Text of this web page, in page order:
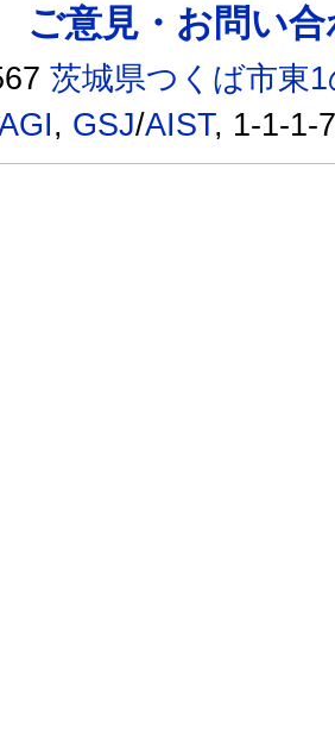
ご意見・お問い
茨城県つくば市東
, GSJ/AIST, 1-1-1-